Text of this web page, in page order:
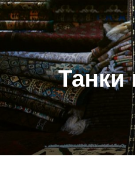
Танки